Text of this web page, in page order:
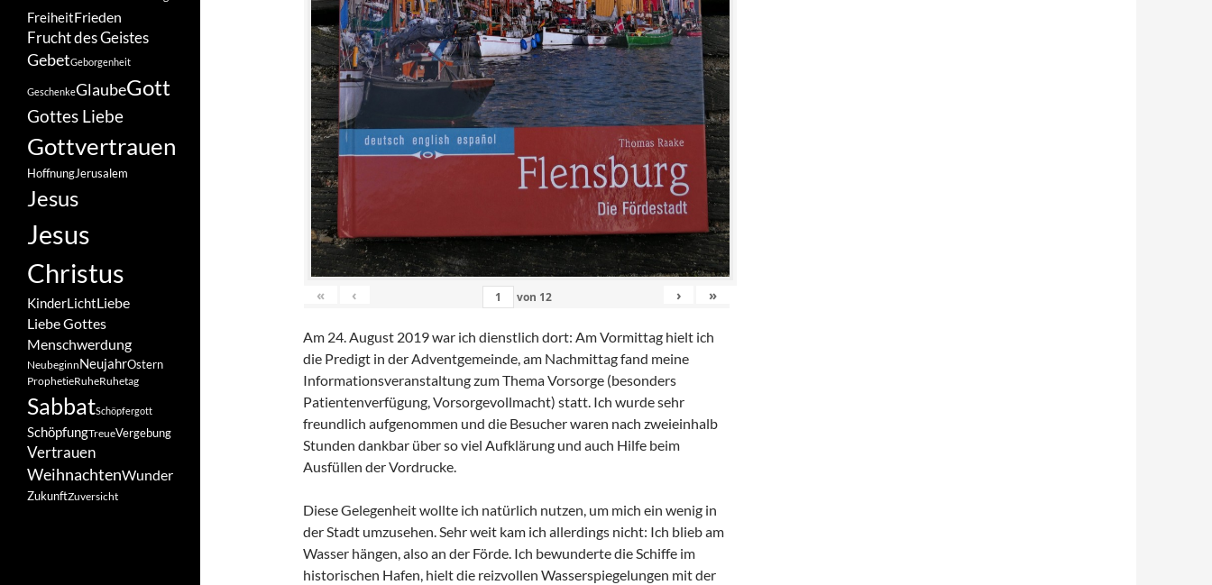
« ‹ von 12 › »
Am 24. August 2019 war ich dienstlich dort: Am Vormittag hielt ich
die Predigt in der Adventgemeinde, am Nachmittag fand meine
Informationsveranstaltung zum Thema Vorsorge (besonders
Patientenverfügung, Vorsorgevollmacht) statt. Ich wurde sehr
freundlich aufgenommen und die Besucher waren nach zweieinhalb
Stunden dankbar über so viel Aufklärung und auch Hilfe beim
Ausfüllen der Vordrucke.
Diese Gelegenheit wollte ich natürlich nutzen, um mich ein wenig in
der Stadt umzusehen. Sehr weit kam ich allerdings nicht: Ich blieb am
Wasser hängen, also an der Förde. Ich bewunderte die Schiffe im
historischen Hafen, hielt die reizvollen Wasserspiegelungen mit der
FreiheitFrieden
Frucht des Geistes
GebetGeborgenheit
GeschenkeGlaubeGott
Gottes Liebe
Gottvertrauen
HoffnungJerusalem
Jesus
Jesus
Christus
KinderLichtLiebe
Liebe Gottes
Menschwerdung
NeubeginnNeujahrOstern
ProphetieRuheRuhetag
SabbatSchöpfergott
SchöpfungTreueVergebung
Vertrauen
WeihnachtenWunder
ZukunftZuversicht